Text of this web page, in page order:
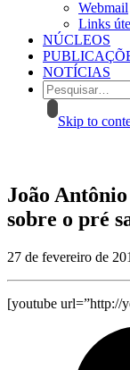
Webmail
Links
NÚCLEOS
NOTÍCIAS
Skip to
João
sobre o pré
27 de fevereiro de
[youtube url=”http://